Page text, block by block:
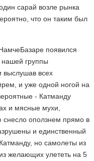
сарай возле рынка
что он таким был
появился
нашей группы
выслушав всех
и уже одной ногой на
- Катманду
и мясные мухи,
снесло оползнем прямо в
и единственный
но самолеты из
желающих улететь на 5